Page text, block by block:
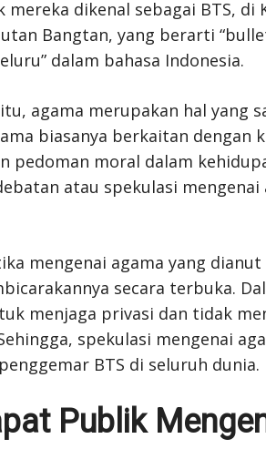
mereka dikenal sebagai BTS,
Bangtan, yang berarti
dalam bahasa Indonesia.
agama merupakan hal yang
biasanya berkaitan dengan
pedoman moral dalam
atau spekulasi
mengenai agama yang
secara terbuka.
menjaga privasi dan tidak
spekulasi mengenai
BTS di seluruh dunia.
Publik